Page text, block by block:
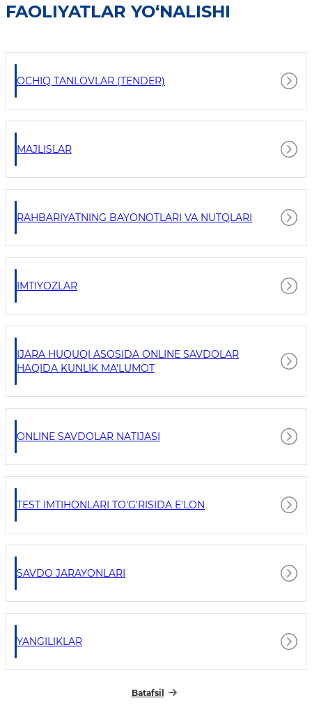
FAOLIYATLAR YO‘NALISHI
OCHIQ TANLOVLAR (TENDER)
MAJLISLAR
RAHBARIYATNING BAYONOTLARI VA NUTQLARI
IMTIYOZLAR
IJARA HUQUQI ASOSIDA ONLINE SAVDOLAR
HAQIDA KUNLIK MA'LUMOT
ONLINE SAVDOLAR NATIJASI
TEST IMTIHONLARI TO'G'RISIDA E'LON
SAVDO JARAYONLARI
YANGILIKLAR
Batafsil